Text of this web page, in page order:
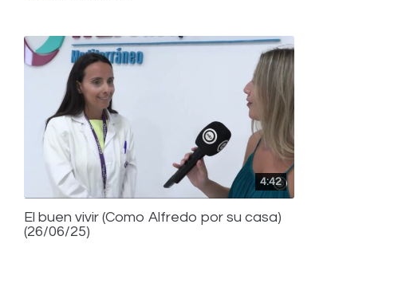
4:42
El buen vivir (Como Alfredo por su casa)
(26/06/25)